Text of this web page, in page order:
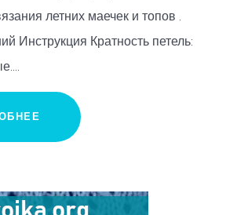
летних маечек и топов .
Инструкция Кратность петель: